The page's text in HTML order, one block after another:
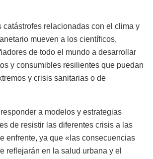
catástrofes relacionadas con el clima y
mueven a los científicos,
de todo el mundo a desarrollar
y consumibles resilientes que puedan
y crisis sanitarias o de
a modelos y estrategias
de resistir las diferentes crisis a las
enfrente, ya que «las consecuencias
reflejarán en la salud urbana y el